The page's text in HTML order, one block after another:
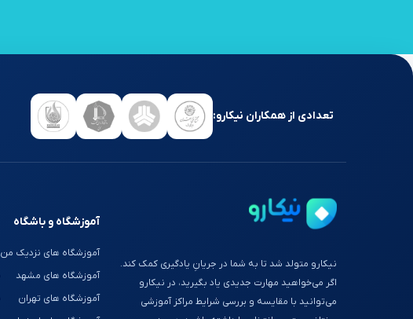
تعدادی از همکاران نیکارو:
نیکارو متولد شد تا به شما در جریانِ یادگیری کمک کند.
اگر می‌خواهید مهارت جدیدی یاد بگیرید، در نیکارو
می‌توانید با مقایسه و بررسی شرایط مراکز آموزشی
آموزشگاه و باشگاه
آموزشگاه های نزدیک من
آموزشگاه های مشهد
آموزشگاه های تهران